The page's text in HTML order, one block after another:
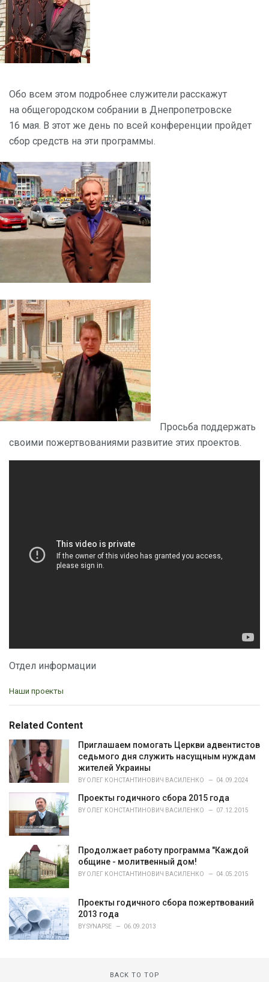
Обо всем этом подробнее служители расскажут
на общегородском собрании в Днепропетровске
16 мая. В этот же день по всей конференции пройдет
сбор средств на эти программы.
Просьба поддержать
своими пожертвованиями развитие этих проектов.
Отдел информации
C
e
o
r
i
e
Наши проекты
Related Content
Приглашаем помогать Церкви адвентистов
седьмого дня служить насущным нуждам
жителей Украины
BY ОЛЕГ КОНСТАНТИНОВИЧ ВАСИЛЕНКО 04.09.2024
Проекты годичного сбора 2015 года
BY ОЛЕГ КОНСТАНТИНОВИЧ ВАСИЛЕНКО 07.12.2015
Продолжает работу программа "Каждой
общине - молитвенный дом!
BY ОЛЕГ КОНСТАНТИНОВИЧ ВАСИЛЕНКО 04.05.2015
Проекты годичного сбора пожертвований
2013 года
BYSYNAPSE 06.09.2013
BACK TO TOP